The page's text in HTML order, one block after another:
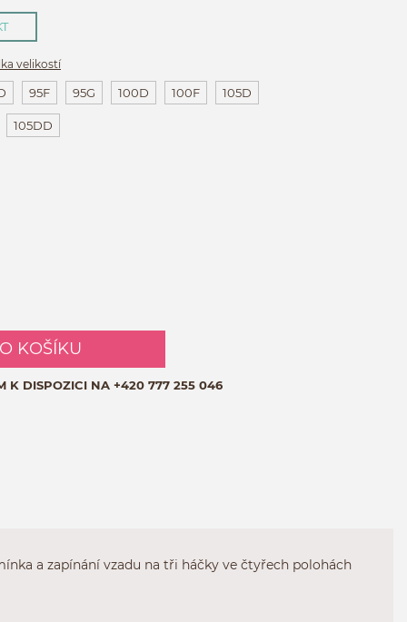
velikostí
95F 95G 100D 100F 105D
105DD
KOŠÍKU
K DISPOZICI NA +420 777 255 046
a zapínání vzadu na tři háčky ve čtyřech polohách